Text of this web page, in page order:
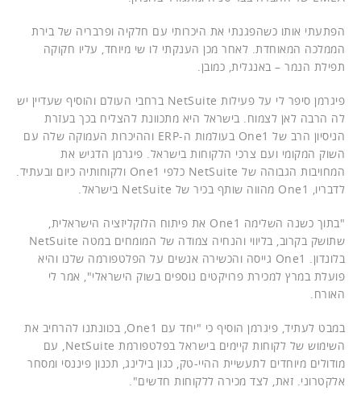
הפתעתי אותו כשהפגנתי את היכרותי עם חלקיה ופרבריה של בירת
הממלכה המאוחדת. לאחר מכן הענקתי לו שי מיוחד, עליו חקוקה
תפילת הנמר – באנגלית, כמובן.
פיגרמן סיפר לי על פעילות NetSuite ברחבי העולם והוסיף שעדיין יש
לה הרבה לאן לצמוח. בישראל היא מתכוונת להצליח בכך בעזרת
הניסיון הרב של One1 בעולמות ה-ERP וההיכרות העמוקה שלה עם
השוק המקומי ועם צרכי הלקוחות בישראל. פיגרמן הדגיש את
המחויבות הגבוהה של NetSuite כלפי One1 ולקוחותיה כיום ובעתיד.
לדבריו, One1 מהווה שותף בכיר של NetSuite בישראל.
"בתוך כשנה השלימה One1 את פיתוח הלוקליזציה הישראלית,
שתושק בקרוב, בליווי והנחיה צמודה של המומחים במטה NetSuite
בלונדון. One1 גייסה והכשירה אנשים על הפלטפורמה שלנו והיא
פועלת במרץ למכירת פרויקטים נוספים בשוק הישראלי", אמר לי
האורח.
במבט לעתיד, פיגרמן הוסיף כי "יחד עם One1, בכוונתנו להרחיב את
השימוש של לקוחות קיימים בישראל בפלטפורמת NetSuite, עם
מודולים מיוחדים לתעשיית ההיי-טק, כגון בילינג, תכנון פיננסי ומסחר
אלקטרוני. זאת, לצד מכירה ללקוחות חדשים".